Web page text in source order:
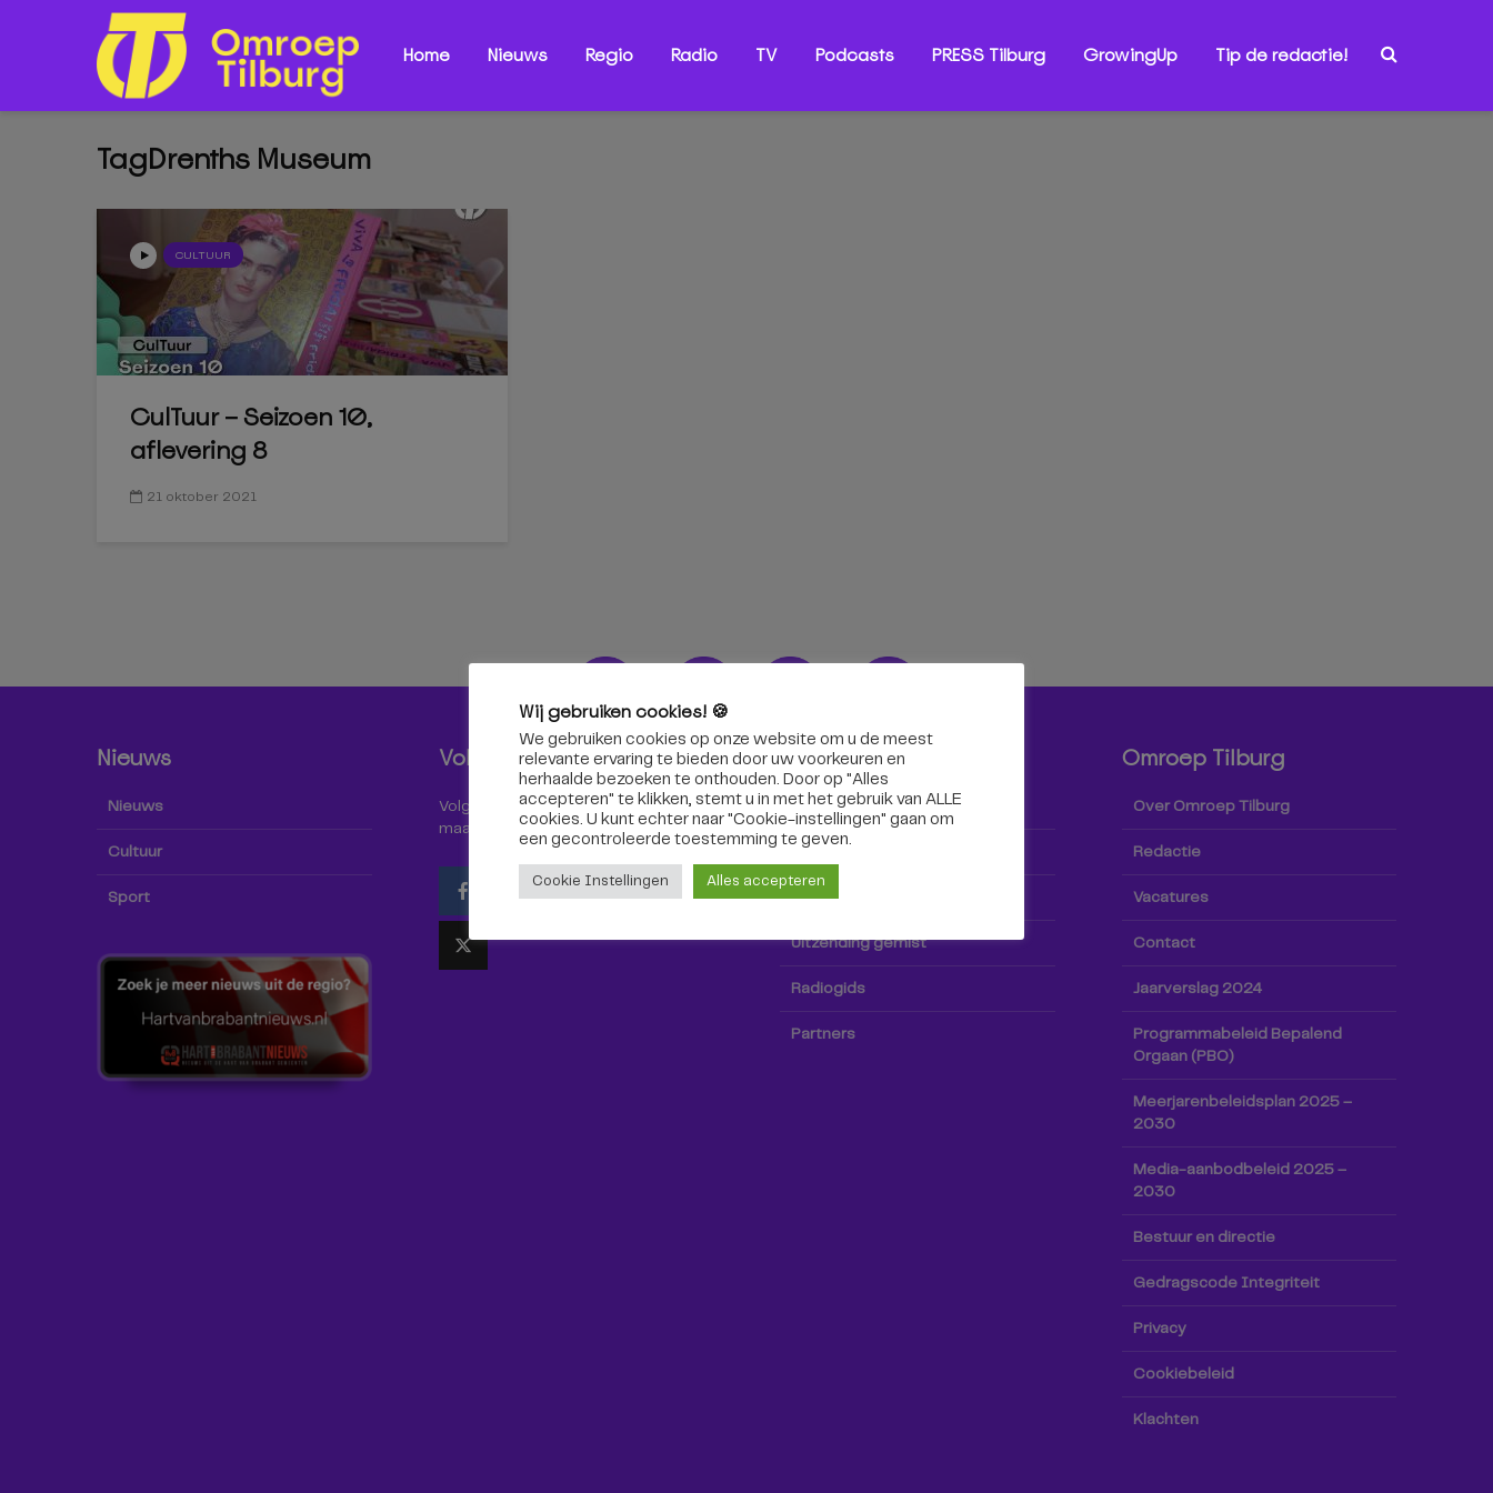
Home Nieuws Regio Radio TV Podcasts PRESS Tilburg GrowingUp Tip de redactie!
TagDrenths Museum
CULTUUR
CulTuur – Seizoen 10,
aflevering 8
21 oktober 2021
Nieuws
Nieuws
Cultuur
Sport
Volg ons!
Volg Omroep Tilburg niet alleen hier,
maar ook via social media!
Radio & TV
Kijk tv
Radio
TV-gids
Uitzending gemist
Radiogids
Partners
Omroep Tilburg
Over Omroep Tilburg
Redactie
Vacatures
Contact
Jaarverslag 2024
Programmabeleid Bepalend
Orgaan (PBO)
Meerjarenbeleidsplan 2025 –
2030
Media-aanbodbeleid 2025 –
2030
Bestuur en directie
Gedragscode Integriteit
Privacy
Cookiebeleid
Klachten
Wij gebruiken cookies! 🍪
We gebruiken cookies op onze website om u de meest
relevante ervaring te bieden door uw voorkeuren en
herhaalde bezoeken te onthouden. Door op "Alles
accepteren" te klikken, stemt u in met het gebruik van ALLE
cookies. U kunt echter naar "Cookie-instellingen" gaan om
een ​​gecontroleerde toestemming te geven.
Cookie Instellingen Alles accepteren